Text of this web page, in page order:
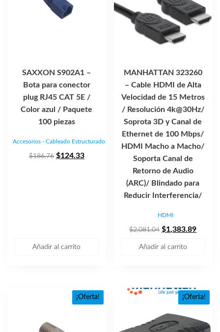
SAXXON S902A1 –
Bota para conector
plug RJ45 CAT 5E /
Color azul / Paquete
100 piezas
Accesorios - Cableado Estructurado
$186.76 El
$124.33El
Añadir al carrito
MANHATTAN 323260
– Cable HDMI de Alta
Velocidad de 15 Metros
/ Resolución 4k@30Hz/
Soprota 3D y Canal de
Ethernet de 100 Mbps/
HDMI Macho a Macho/
Soporta Canal de
Retorno de Audio
(ARC)/ Blindado para
Reducir Interferencia/
HDMI
$2,081.04 El
$1,383.89El
Añadir al carrito
¡Oferta! ¡Oferta!